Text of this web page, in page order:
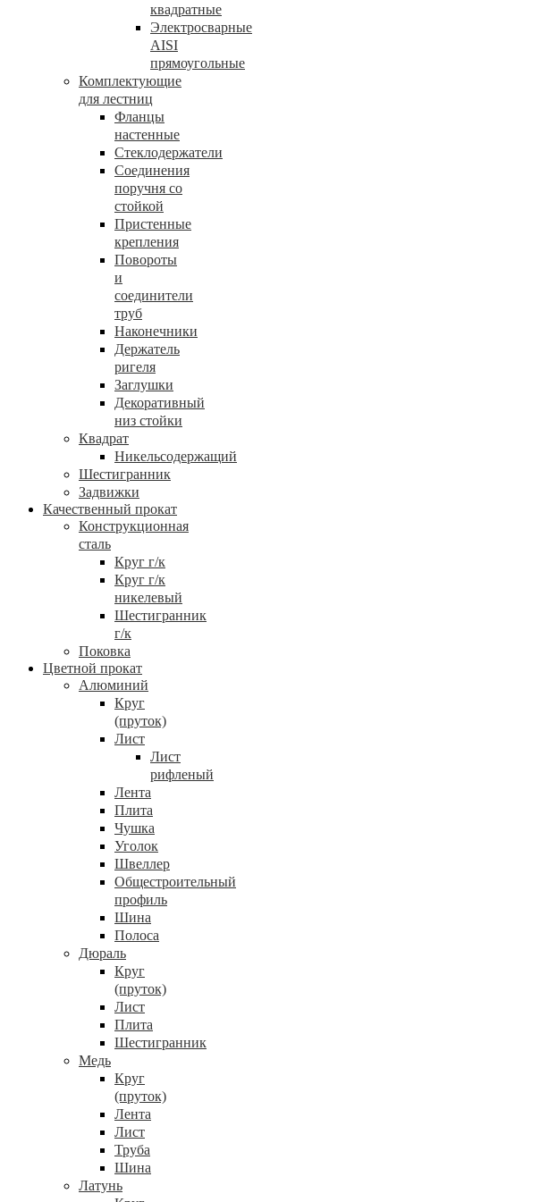
квадратные
Электросварные
AISI
прямоугольные
Комплектующие
для лестниц
Фланцы
настенные
Стеклодержатели
Соединения
поручня со
стойкой
Пристенные
крепления
Повороты
и
соединители
труб
Наконечники
Держатель
ригеля
Заглушки
Декоративный
низ стойки
Квадрат
Никельсодержащий
Шестигранник
Задвижки
Качественный прокат
Конструкционная
сталь
Круг г/к
Круг г/к
никелевый
Шестигранник
г/к
Поковка
Цветной прокат
Алюминий
Круг
(пруток)
Лист
Лист
рифленый
Лента
Плита
Чушка
Уголок
Швеллер
Общестроительный
профиль
Шина
Полоса
Дюраль
Круг
(пруток)
Лист
Плита
Шестигранник
Медь
Круг
(пруток)
Лента
Лист
Труба
Шина
Латунь